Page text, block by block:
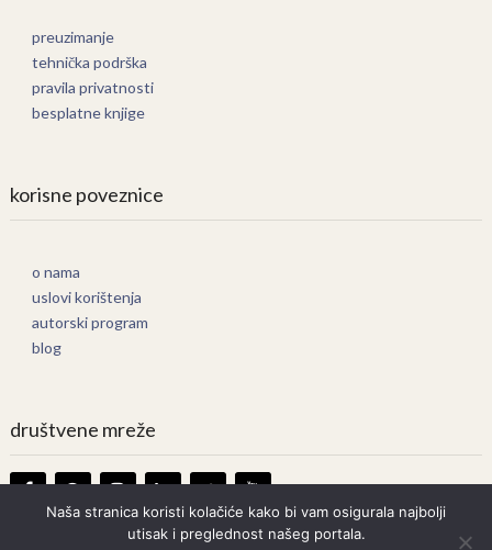
preuzimanje
tehnička podrška
pravila privatnosti
besplatne knjige
korisne poveznice
o nama
uslovi korištenja
autorski program
blog
društvene mreže
Naša stranica koristi kolačiće kako bi vam osigurala najbolji
utisak i preglednost našeg portala.